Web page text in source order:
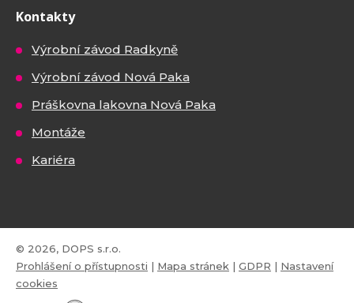
Kontakty
Výrobní závod Radkyně
Výrobní závod Nová Paka
Práškovna lakovna Nová Paka
Montáže
Kariéra
© 2026, DOPS s.r.o.
Prohlášení o přístupnosti | Mapa stránek | GDPR | Nastavení
cookies